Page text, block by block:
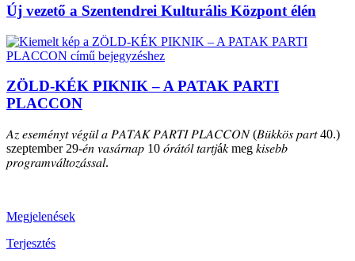
Új vezető a Szentendrei Kulturális Központ élén
ZÖLD-KÉK PIKNIK – A PATAK PARTI
PLACCON
𝐴𝑧 𝑒𝑠𝑒𝑚𝑒́𝑛𝑦𝑡 𝑣𝑒́𝑔𝑢̈𝑙 𝑎 𝑃𝐴𝑇𝐴𝐾 𝑃𝐴𝑅𝑇𝐼 𝑃𝐿𝐴𝐶𝐶𝑂𝑁 (𝐵𝑢̈𝑘𝑘𝑜̈𝑠 𝑝𝑎𝑟𝑡 40.)
szeptember 29-𝑒́𝑛 𝑣𝑎𝑠𝑎́𝑟𝑛𝑎𝑝 10 𝑜́𝑟𝑎́𝑡𝑜́𝑙 𝑡𝑎𝑟𝑡𝑗á𝑘 meg 𝑘𝑖𝑠𝑒𝑏𝑏
𝑝𝑟𝑜𝑔𝑟𝑎𝑚𝑣𝑎́𝑙𝑡𝑜𝑧𝑎́𝑠𝑠𝑎𝑙.
Megjelenések
Terjesztés